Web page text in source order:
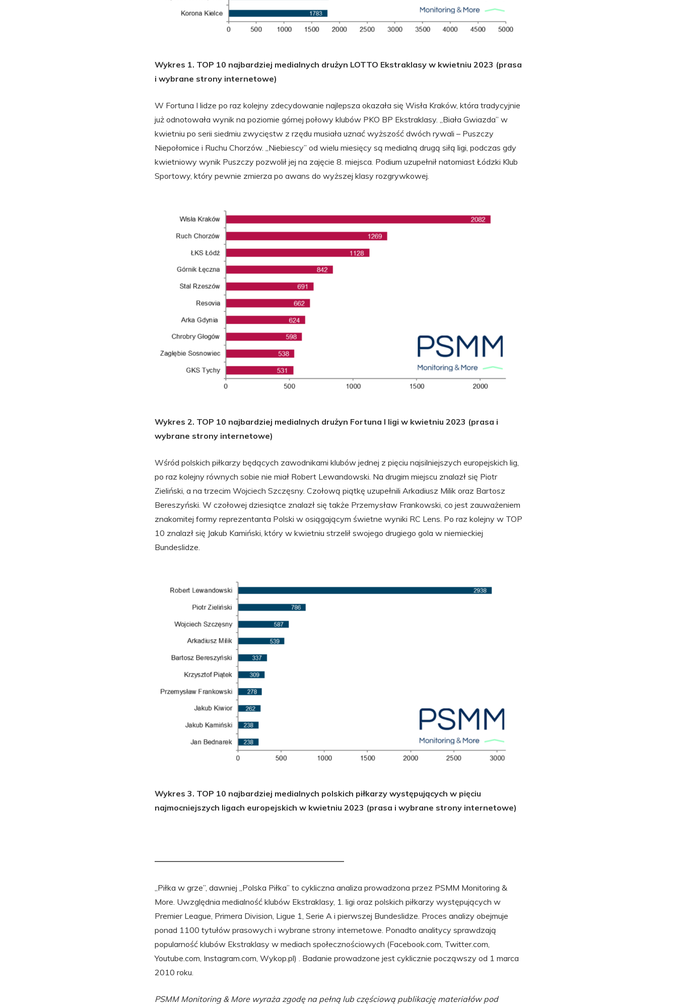
Wykres 1. TOP 10 najbardziej medialnych drużyn LOTTO Ekstraklasy w kwietniu 2023 (prasa
i wybrane strony internetowe)
W Fortuna I lidze po raz kolejny zdecydowanie najlepsza okazała się Wisła Kraków, która tradycyjnie
już odnotowała wynik na poziomie górnej połowy klubów PKO BP Ekstraklasy. „Biała Gwiazda” w
kwietniu po serii siedmiu zwycięstw z rzędu musiała uznać wyższość dwóch rywali – Puszczy
Niepołomice i Ruchu Chorzów. „Niebiescy” od wielu miesięcy są medialną drugą siłą ligi, podczas gdy
kwietniowy wynik Puszczy pozwolił jej na zajęcie 8. miejsca. Podium uzupełnił natomiast Łódzki Klub
Sportowy, który pewnie zmierza po awans do wyższej klasy rozgrywkowej.
Wykres 2. TOP 10 najbardziej medialnych drużyn Fortuna I ligi w kwietniu 2023 (prasa i
wybrane strony internetowe)
Wśród polskich piłkarzy będących zawodnikami klubów jednej z pięciu najsilniejszych europejskich lig,
po raz kolejny równych sobie nie miał Robert Lewandowski. Na drugim miejscu znalazł się Piotr
Zieliński, a na trzecim Wojciech Szczęsny. Czołową piątkę uzupełnili Arkadiusz Milik oraz Bartosz
Bereszyński. W czołowej dziesiątce znalazł się także Przemysław Frankowski, co jest zauważeniem
znakomitej formy reprezentanta Polski w osiągającym świetne wyniki RC Lens. Po raz kolejny w TOP
10 znalazł się Jakub Kamiński, który w kwietniu strzelił swojego drugiego gola w niemieckiej
Bundeslidze.
Wykres 3. TOP 10 najbardziej medialnych polskich piłkarzy występujących w pięciu
najmocniejszych ligach europejskich w kwietniu 2023 (prasa i wybrane strony internetowe)
———————————————————————–
„Piłka w grze”, dawniej „Polska Piłka” to cykliczna analiza prowadzona przez PSMM Monitoring &
More. Uwzględnia medialność klubów Ekstraklasy, 1. ligi oraz polskich piłkarzy występujących w
Premier League, Primera Division, Ligue 1, Serie A i pierwszej Bundeslidze. Proces analizy obejmuje
ponad 1100 tytułów prasowych i wybrane strony internetowe. Ponadto analitycy sprawdzają
popularność klubów Ekstraklasy w mediach społecznościowych (Facebook.com, Twitter.com,
Youtube.com, Instagram.com, Wykop.pl) . Badanie prowadzone jest cyklicznie począwszy od 1 marca
2010 roku.
PSMM Monitoring & More wyraża zgodę na pełną lub częściową publikację materiałów pod